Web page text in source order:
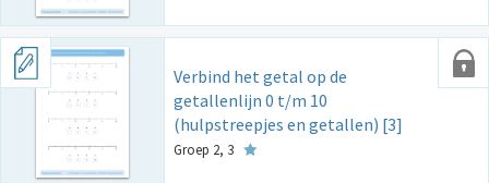
Verbind het getal op de
getallenlijn 0 t/m 10
(hulpstreepjes en getallen) [3]
Groep 2, 3